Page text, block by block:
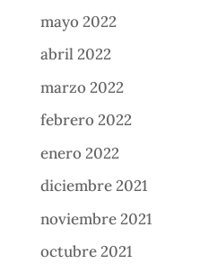
mayo 2022
abril 2022
marzo 2022
febrero 2022
enero 2022
diciembre 2021
noviembre 2021
octubre 2021